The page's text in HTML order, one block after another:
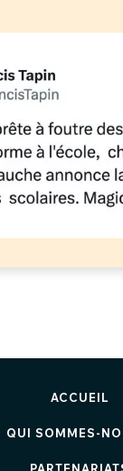
ACCUEIL
QUI SOMMES-